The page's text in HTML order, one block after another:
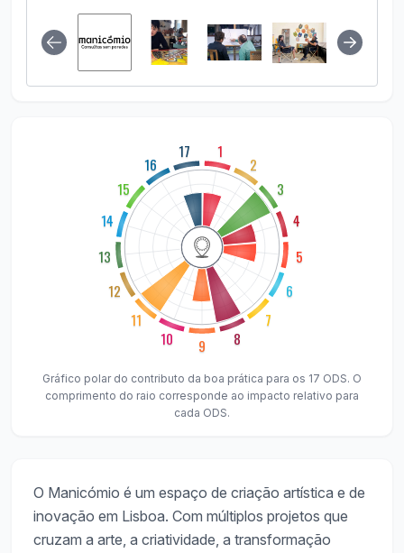
1
2
3
4
5
6
7
8
9
10
11
12
13
14
15
16
17
Gráfico polar do contributo da boa prática para os 17 ODS. O
comprimento do raio corresponde ao impacto relativo para
cada ODS.
O Manicómio é um espaço de criação artística e de
inovação em Lisboa. Com múltiplos projetos que
cruzam a arte, a criatividade, a transformação